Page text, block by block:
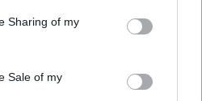
Sharing of my
Sale of my
Vidéos